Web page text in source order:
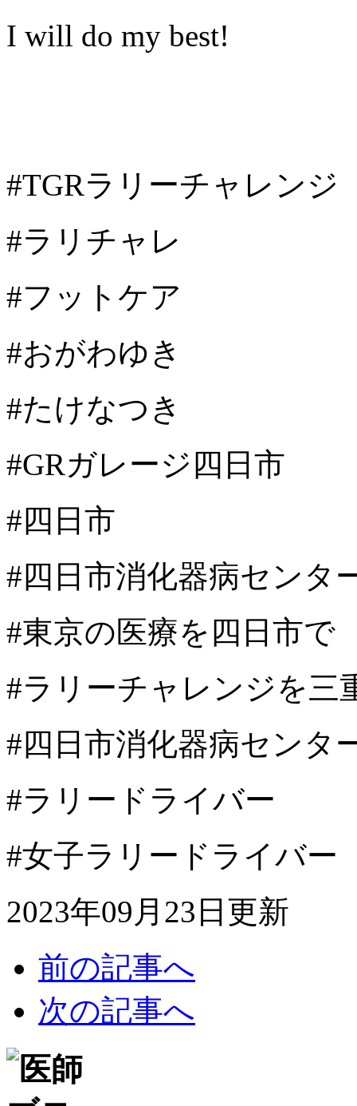
I will do my best!
#TGRラリーチャレンジ
#ラリチャレ
#フットケア
#おがわゆき
#たけなつき
#GRガレージ四日市
#四日市
#四日市消化器病センタ
#東京の医療を四日市で
#ラリーチャレンジを三
#四日市消化器病センタ
#ラリードライバー
#女子ラリードライバー
2023年09月23日更新
前の記事へ
次の記事へ